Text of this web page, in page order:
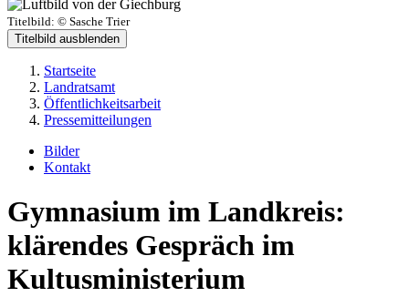
Titelbild: © Sasche Trier
Titelbild ausblenden
Startseite
Landratsamt
Öffentlichkeitsarbeit
Pressemitteilungen
Bilder
Kontakt
Gymnasium im Landkreis:
klärendes Gespräch im
Kultusministerium